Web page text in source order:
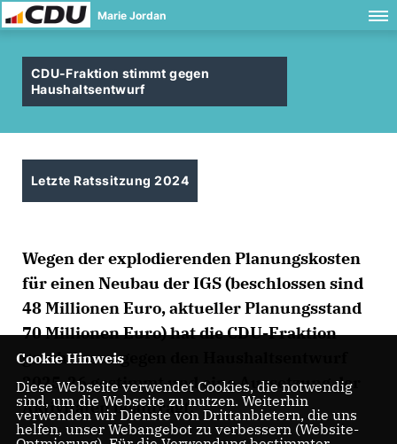
Marie Jordan
CDU-Fraktion stimmt gegen
Haushaltsentwurf
Letzte Ratssitzung 2024
Wegen der explodierenden Planungskosten
für einen Neubau der IGS (beschlossen sind
48 Millionen Euro, aktueller Planungsstand
70 Millionen Euro) hat die CDU-Fraktion
geschlossen gegen den Haushaltsentwurf
2025-26 gestimmt und eine Aussetzung der
Aktivitäten beantragt.
Cookie Hinweis
Diese Webseite verwendet Cookies, die notwendig
sind, um die Webseite zu nutzen. Weiterhin
verwenden wir Dienste von Drittanbietern, die uns
helfen, unser Webangebot zu verbessern (Website-